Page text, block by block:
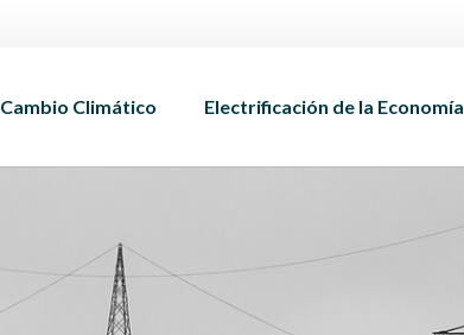
Cambio Climático Electrificación de la Economía